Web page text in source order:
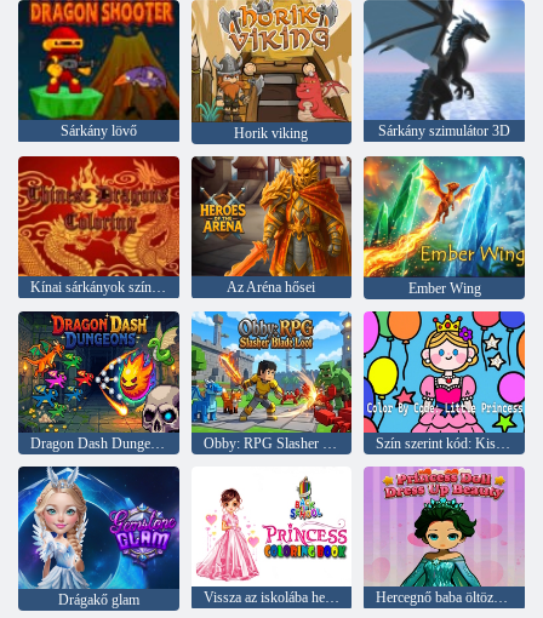
Sárkány lövő Horik viking Sárkány szimulátor 3D
Kínai sárkányok színezése Az Aréna hősei Ember Wing
Dragon Dash Dungeons Obby: RPG Slasher Blade Loot Szín szerint kód: Kis hercegnő
Drágakő glam Vissza az iskolába hercegnő kifestőkönyv Hercegnő baba öltözködjön a szépségnek